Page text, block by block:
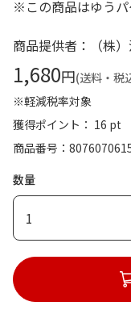
※この商品はゆう
商品提供者：（株
1,680円(送料・税
※軽減税率対象
獲得ポイント： 16 pt
商品番号
数量
1